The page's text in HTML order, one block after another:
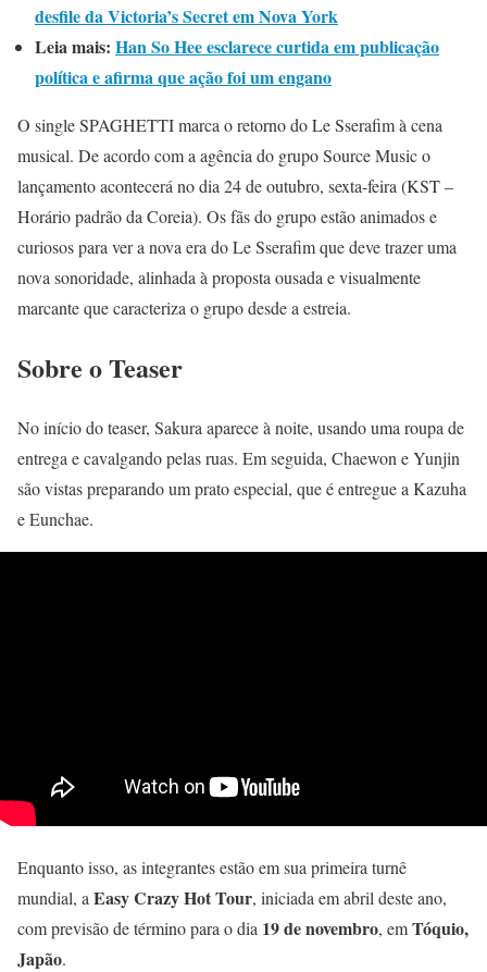
desfile da Victoria’s Secret em Nova York
Leia mais: Han So Hee esclarece curtida em publicação
política e afirma que ação foi um engano
O single SPAGHETTI marca o retorno do Le Sserafim à cena
musical. De acordo com a agência do grupo Source Music o
lançamento acontecerá no dia 24 de outubro, sexta-feira (KST –
Horário padrão da Coreia). Os fãs do grupo estão animados e
curiosos para ver a nova era do Le Sserafim que deve trazer uma
nova sonoridade, alinhada à proposta ousada e visualmente
marcante que caracteriza o grupo desde a estreia.
Sobre o Teaser
No início do teaser, Sakura aparece à noite, usando uma roupa de
entrega e cavalgando pelas ruas. Em seguida, Chaewon e Yunjin
são vistas preparando um prato especial, que é entregue a Kazuha
e Eunchae.
Enquanto isso, as integrantes estão em sua primeira turnê
mundial, a Easy Crazy Hot Tour, iniciada em abril deste ano,
com previsão de término para o dia 19 de novembro, emTóquio,
Japão.